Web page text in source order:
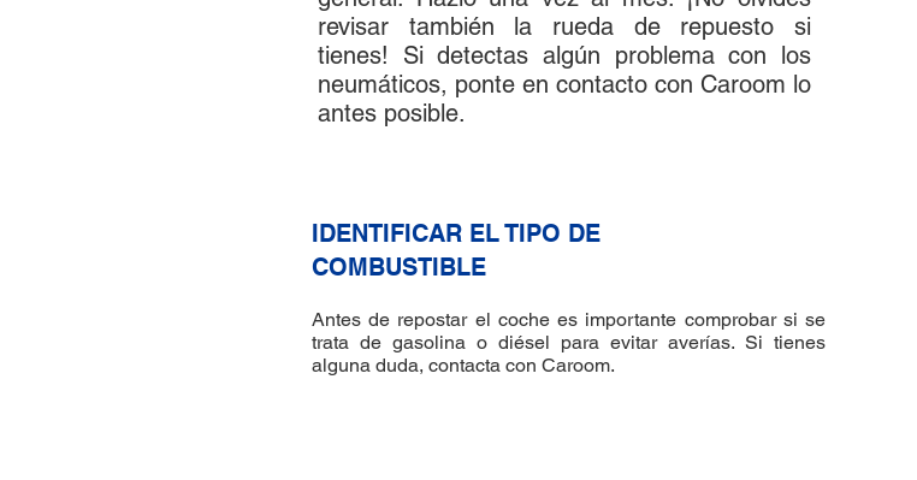
revisar también la rueda de repuesto si
tienes! Si detectas algún problema con los
neumáticos, ponte en contacto con Caroom lo
antes posible.
IDENTIFICAR EL TIPO DE
COMBUSTIBLE
Antes de repostar el coche es importante comprobar si se
trata de gasolina o diésel para evitar averías. Si tienes
alguna duda, contacta con Caroom.